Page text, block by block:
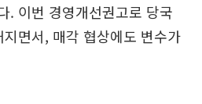
. 이번 경영개선권고로 당국
면서, 매각 협상에도 변수가